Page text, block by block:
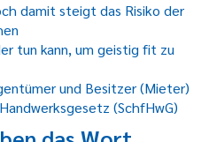
damit steigt das Risiko der
tun kann, um geistig fit zu
und Besitzer (Mieter)
(SchfHwG)